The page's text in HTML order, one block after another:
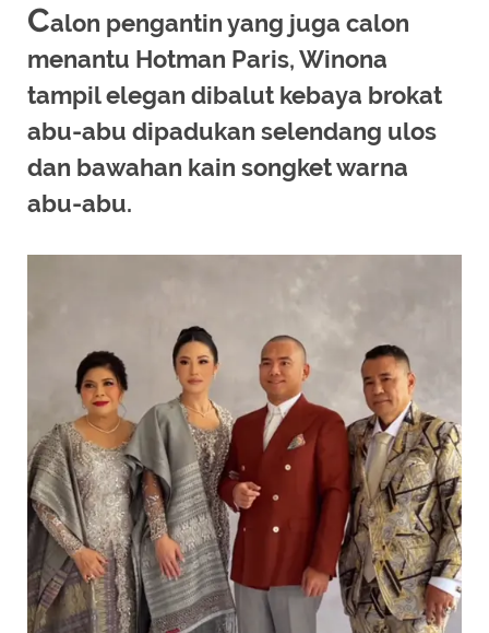
Calon pengantin yang juga calon
menantu Hotman Paris, Winona
tampil elegan dibalut kebaya brokat
abu-abu dipadukan selendang ulos
dan bawahan kain songket warna
abu-abu.